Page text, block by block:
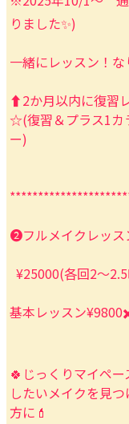
りました✨)
一緒にレッスン！
⬆️2か月以内に復習
☆(復習＆プラス1カ
ー)
❷フルメイクレッス
¥25000(各回2〜
基本レッスン
🍀じっくりマイペ
したいメイクを見
方に💄